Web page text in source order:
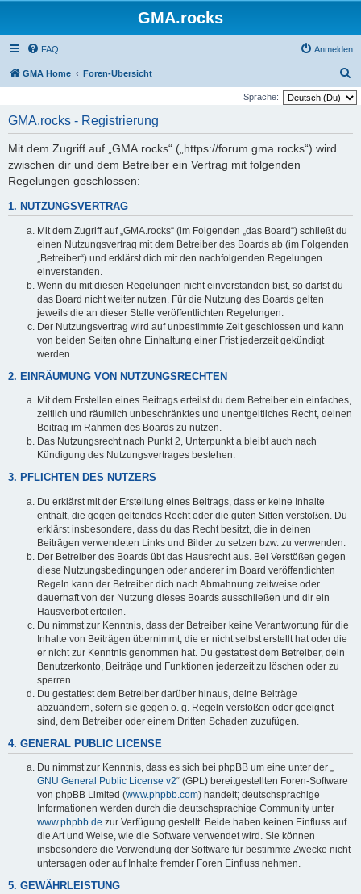
GMA.rocks
FAQ Anmelden
GMA Home Foren-Übersicht
u
Sprache:
GMA.rocks - Registrierung
Mit dem Zugriff auf „GMA.rocks“ („https://forum.gma.rocks“) wird
zwischen dir und dem Betreiber ein Vertrag mit folgenden
Regelungen geschlossen:
1. NUTZUNGSVERTRAG
Mit dem Zugriff auf „GMA.rocks“ (im Folgenden „das Board“) schließt du
einen Nutzungsvertrag mit dem Betreiber des Boards ab (im Folgenden
„Betreiber“) und erklärst dich mit den nachfolgenden Regelungen
einverstanden.
Wenn du mit diesen Regelungen nicht einverstanden bist, so darfst du
das Board nicht weiter nutzen. Für die Nutzung des Boards gelten
jeweils die an dieser Stelle veröffentlichten Regelungen.
Der Nutzungsvertrag wird auf unbestimmte Zeit geschlossen und kann
von beiden Seiten ohne Einhaltung einer Frist jederzeit gekündigt
werden.
2. EINRÄUMUNG VON NUTZUNGSRECHTEN
Mit dem Erstellen eines Beitrags erteilst du dem Betreiber ein einfaches,
zeitlich und räumlich unbeschränktes und unentgeltliches Recht, deinen
Beitrag im Rahmen des Boards zu nutzen.
Das Nutzungsrecht nach Punkt 2, Unterpunkt a bleibt auch nach
Kündigung des Nutzungsvertrages bestehen.
3. PFLICHTEN DES NUTZERS
Du erklärst mit der Erstellung eines Beitrags, dass er keine Inhalte
enthält, die gegen geltendes Recht oder die guten Sitten verstoßen. Du
erklärst insbesondere, dass du das Recht besitzt, die in deinen
Beiträgen verwendeten Links und Bilder zu setzen bzw. zu verwenden.
Der Betreiber des Boards übt das Hausrecht aus. Bei Verstößen gegen
diese Nutzungsbedingungen oder anderer im Board veröffentlichten
Regeln kann der Betreiber dich nach Abmahnung zeitweise oder
dauerhaft von der Nutzung dieses Boards ausschließen und dir ein
Hausverbot erteilen.
Du nimmst zur Kenntnis, dass der Betreiber keine Verantwortung für die
Inhalte von Beiträgen übernimmt, die er nicht selbst erstellt hat oder die
er nicht zur Kenntnis genommen hat. Du gestattest dem Betreiber, dein
Benutzerkonto, Beiträge und Funktionen jederzeit zu löschen oder zu
sperren.
Du gestattest dem Betreiber darüber hinaus, deine Beiträge
abzuändern, sofern sie gegen o. g. Regeln verstoßen oder geeignet
sind, dem Betreiber oder einem Dritten Schaden zuzufügen.
4. GENERAL PUBLIC LICENSE
Du nimmst zur Kenntnis, dass es sich bei phpBB um eine unter der „
GNU General Public License v2“ (GPL) bereitgestellten Foren-Software
von phpBB Limited (www.phpbb.com) handelt; deutschsprachige
Informationen werden durch die deutschsprachige Community unter
www.phpbb.de zur Verfügung gestellt. Beide haben keinen Einfluss auf
die Art und Weise, wie die Software verwendet wird. Sie können
insbesondere die Verwendung der Software für bestimmte Zwecke nicht
untersagen oder auf Inhalte fremder Foren Einfluss nehmen.
5. GEWÄHRLEISTUNG